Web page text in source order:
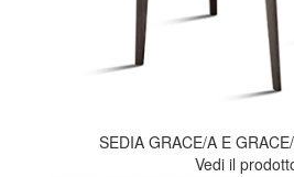
SEDIA GRACE/A E
Vedi il